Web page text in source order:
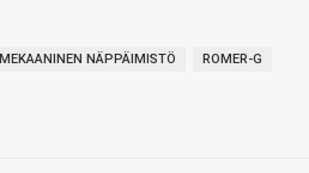
MEKAANINEN NÄPPÄIMISTÖ ROMER-G